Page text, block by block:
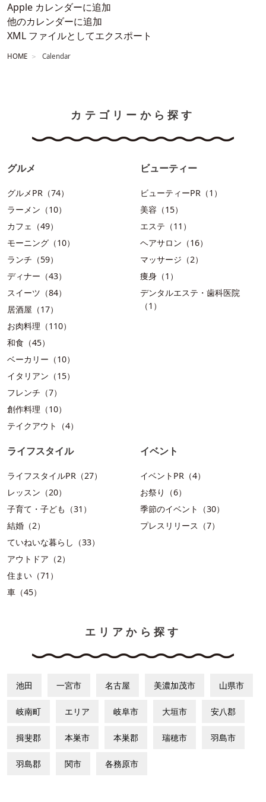
Apple カレンダーに追加
他のカレンダーに追加
XML ファイルとしてエクスポート
HOME Calendar
カテゴリーから探す
グルメ
グルメPR（74）
ラーメン（10）
カフェ（49）
モーニング（10）
ランチ（59）
ディナー（43）
スイーツ（84）
居酒屋（17）
お肉料理（110）
和食（45）
ベーカリー（10）
イタリアン（15）
フレンチ（7）
創作料理（10）
テイクアウト（4）
ビューティー
ビューティーPR（1）
美容（15）
エステ（11）
ヘアサロン（16）
マッサージ（2）
痩身（1）
デンタルエステ・歯科医院
（1）
ライフスタイル
ライフスタイルPR（27）
レッスン（20）
子育て・子ども（31）
結婚（2）
ていねいな暮らし（33）
アウトドア（2）
住まい（71）
車（45）
イベント
イベントPR（4）
お祭り（6）
季節のイベント（30）
プレスリリース（7）
エリアから探す
池田 一宮市 名古屋 美濃加茂市 山県市
岐南町 エリア 岐阜市 大垣市 安八郡
揖斐郡 本巣市 本巣郡 瑞穂市 羽島市
羽島郡 関市 各務原市